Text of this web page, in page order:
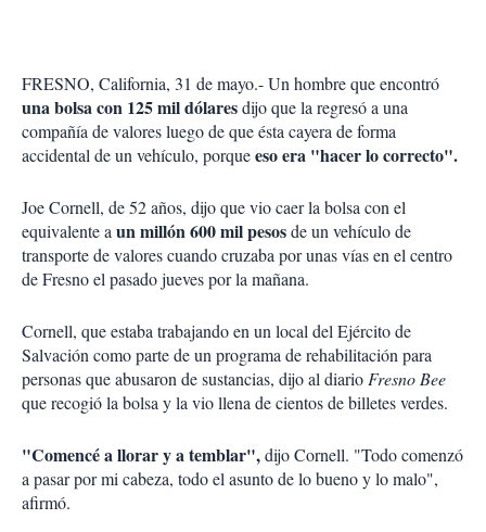
FRESNO, California, 31 de mayo.- Un hombre que encontró
una bolsa con 125 mil dólaresdijo que la regresó a una
compañía de valores luego de que ésta cayera de forma
accidental de un vehículo, porqueeso era "hacer lo correcto".
Joe Cornell, de 52 años, dijo que vio caer la bolsa con el
equivalente aun millón 600 mil pesosde un vehículo de
transporte de valores cuando cruzaba por unas vías en el centro
de Fresno el pasado jueves por la mañana.
Cornell, que estaba trabajando en un local del Ejército de
Salvación como parte de un programa de rehabilitación para
personas que abusaron de sustancias, dijo al diarioFresno Bee
que recogió la bolsa y la vio llena de cientos de billetes verdes.
"Comencé a llorar y a temblar",dijo Cornell. "Todo comenzó
a pasar por mi cabeza, todo el asunto de lo bueno y lo malo",
afirmó.